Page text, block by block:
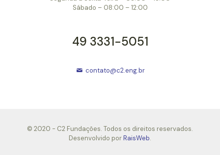
49 3331-5051
Sábado – 08:00 – 12:00
49 3331-5051
contato@c2.eng.br
© 2020 - C2 Fundações. Todos os direitos reservados.
Desenvolvido porRaisWeb.